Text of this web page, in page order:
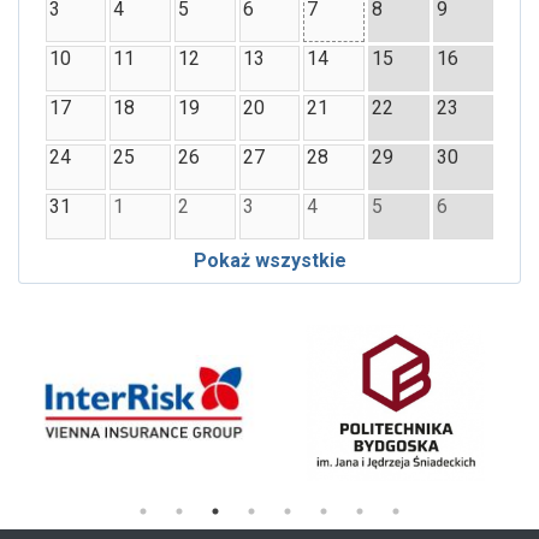
3 4 5 6 7 8 9
10 11 12 13 14 15 16
17 18 19 20 21 22 23
24 25 26 27 28 29 30
31 1 2 3 4 5 6
Pokaż wszystkie